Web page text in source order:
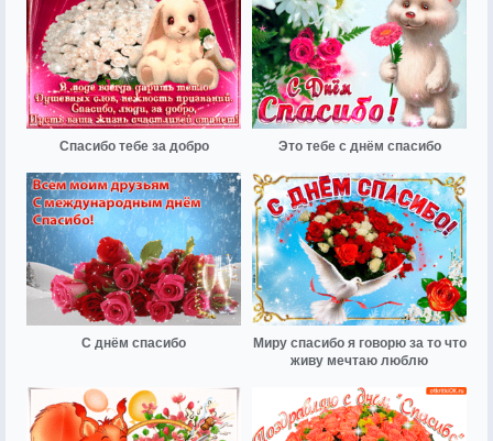
Спасибо тебе за добро Это тебе с днём спасибо
С днём спасибо
Миру спасибо я говорю за то что
живу мечтаю люблю